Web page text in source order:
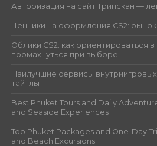
Авторизация на сайт Трипскан —
Ценники на оформления CS2:
Облики CS2: как ориентироваться в
промахнуться при выборе
Наилучшие сервисы
тайтлы
Best Phuket Tours and Daily
and Seaside Experiences
Top Phuket Packages and One-Day
and Beach Excursions